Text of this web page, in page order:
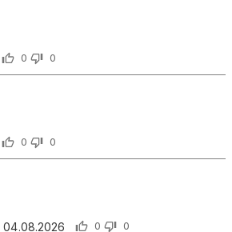
0 0
0 0
,04.08.2026 0 0